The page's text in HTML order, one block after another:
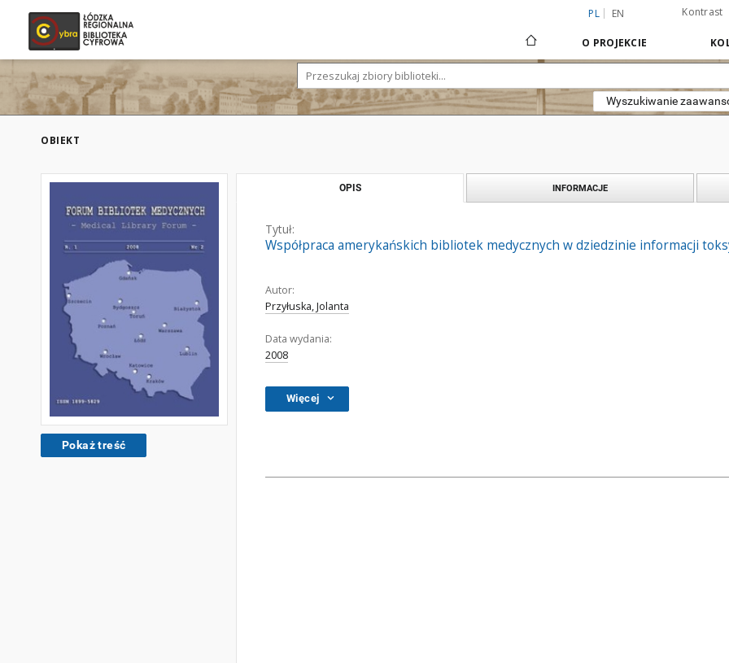
PL EN Kontrast
O PROJEKCIE
Wyszukiwanie
OBIEKT
Pokaż treść
OPIS INFORMACJE
Tytuł:
Współpraca amerykańskich bibliotek medycznych w dziedzinie informacji
Autor:
Przyłuska, Jolanta
Data wydania:
2008
Więcej